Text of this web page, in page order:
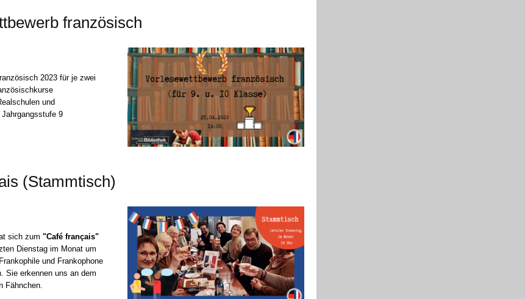
französisch
2023 für je zwei
und
9
(Stammtisch)
sich zum "Café français"
Dienstag im Monat um
Frankophile und Frankophone
Sie erkennen uns an dem
Fähnchen.